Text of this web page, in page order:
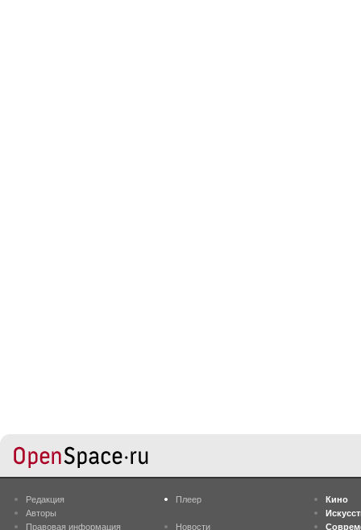
Редакция
Авторы
Правовая информация
Плеер
Новости
Кино